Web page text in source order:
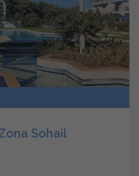
Sohail